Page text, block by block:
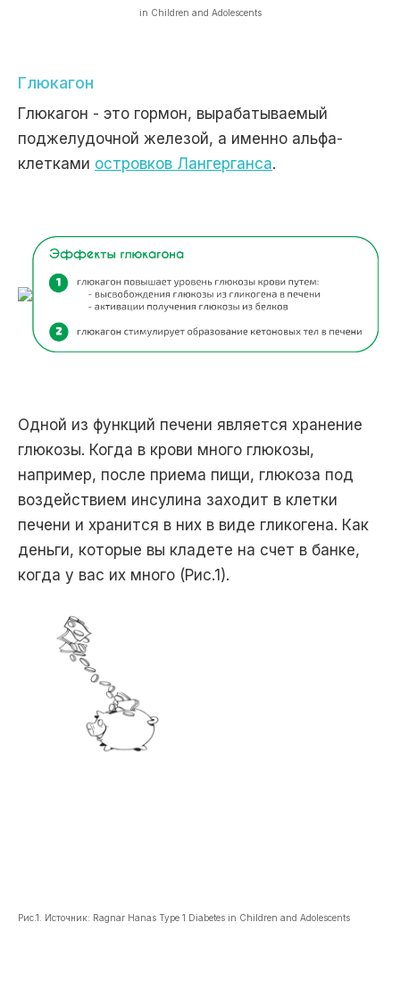
in Children and Adolescents
Глюкагон
Глюкагон - это гормон, вырабатываемый
поджелудочной железой, а именно альфа-
клетками островков Лангерганса.
Одной из функций печени является хранение
глюкозы. Когда в крови много глюкозы,
например, после приема пищи, глюкоза под
воздействием инсулина заходит в клетки
печени и хранится в них в виде гликогена. Как
деньги, которые вы кладете на счет в банке,
когда у вас их много (Рис.1).
Рис.1. Источник: Ragnar Hanas Type 1 Diabetes in Children and Adolescents